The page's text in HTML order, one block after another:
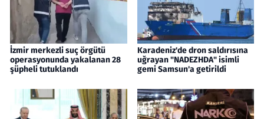
İzmir merkezli suç örgütü
operasyonunda yakalanan 28
şüpheli tutuklandı
Karadeniz'de dron saldırısına
uğrayan "NADEZHDA" isimli
gemi Samsun'a getirildi